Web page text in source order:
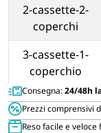
2-cassette-2-
coperchi
3-cassette-1-
coperchio
6-cassette-1-
coperchio
Consegna:24/48h
Prezzi comprensivi
Reso facile e veloce